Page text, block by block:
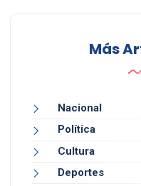
Más
Nacional
Política
Cultura
Deportes